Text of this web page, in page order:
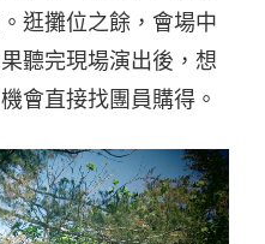
逛攤位之餘，會場中
聽完現場演出後，想
會直接找團員購得。